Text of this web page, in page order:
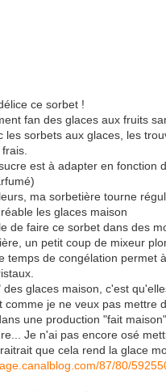
ce sorbet !
fan des glaces aux fruits
les sorbets aux glaces, les
est à adapter en fonction
ma sorbetière tourne
les glaces maison
de faire ce sorbet dans des
un petit coup de mixeur
temps de congélation permet
des glaces maison, c'est
comme je ne veux pas mettre
une production "fait
Je n'ai pas encore osé
que cela rend la glace